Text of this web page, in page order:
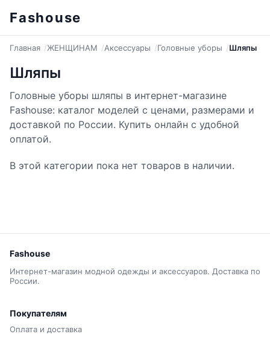
Fashouse
Главная ЖЕНЩИНАМ Аксессуары Головные уборы Шляпы
Шляпы
Головные уборы шляпы в интернет-магазине
Fashouse: каталог моделей с ценами, размерами и
доставкой по России. Купить онлайн с удобной
оплатой.
В этой категории пока нет товаров в наличии.
Fashouse
Интернет-магазин модной одежды и аксессуаров. Доставка по
России.
Покупателям
Оплата и доставка